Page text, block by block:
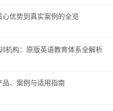
优势到真实案例的全览
机构：原版英语教育体系全解析
品、案例与适用指南